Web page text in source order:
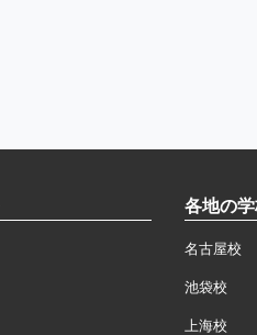
各地の
名古屋校
池袋校
上海校